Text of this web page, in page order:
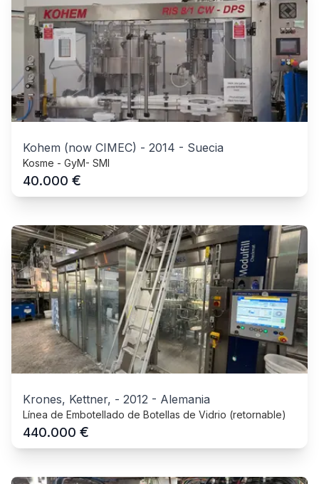
Kohem (now CIMEC) - 2014 - Suecia
Kosme - GyM- SMI
40.000 €
Krones, Kettner, - 2012 - Alemania
Línea de Embotellado de Botellas de Vidrio (retornable)
440.000 €